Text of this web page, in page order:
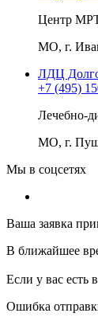
Центр
МО, г.
ЛДЦ
+7 (495)
Лечебно-
МО, г.
Мы в соцсетях
Ваша заявка
В ближайшее
Если у вас есть
Ошибка